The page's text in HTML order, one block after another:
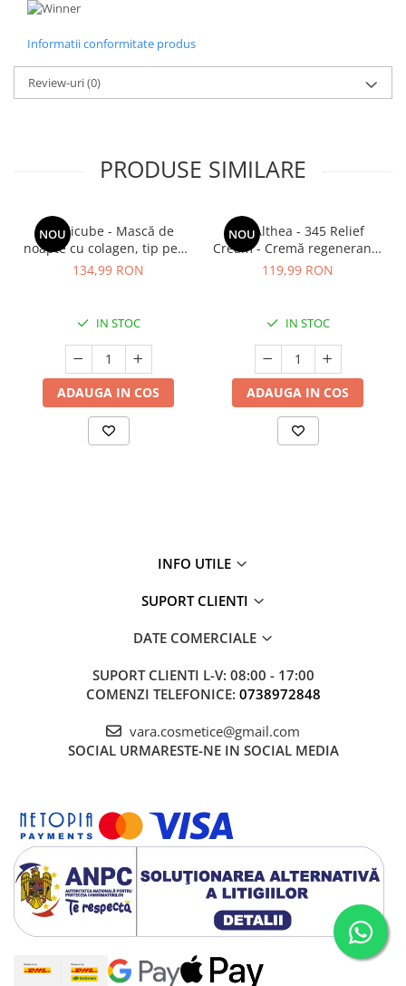
Informatii conformitate produs
Review-uri(0)
PRODUSE SIMILARE
NOU
Medicube - Mască de
noapte cu colagen, tip peel-
off (se îndepărtează prin
75 ml
134,99 RON
IN STOC
ADAUGA IN COS
NOU
Dr. Althea - 345 Relief
Cream - Cremă regenerantă
pentru față - 50 ml
119,99 RON
IN STOC
ADAUGA IN COS
INFO UTILE
SUPORT CLIENTI
DATE COMERCIALE
SUPORT CLIENTI L-V: 08:00 - 17:00
COMENZI TELEFONICE: 0738972848
vara.cosmetice@gmail.com
SOCIAL URMARESTE-NE IN SOCIAL MEDIA